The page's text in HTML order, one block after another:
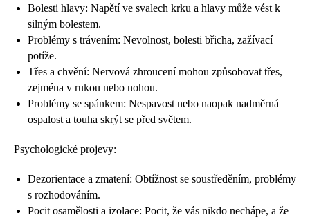
Bolesti hlavy: Napětí ve svalech krku a hlavy může vést k
silným bolestem.
Problémy s trávením: Nevolnost, bolesti břicha, zažívací
potíže.
Třes a chvění: Nervová zhroucení mohou způsobovat třes,
zejména v rukou nebo nohou.
Problémy se spánkem: Nespavost nebo naopak nadměrná
ospalost a touha skrýt se před světem.
Psychologické projevy:
Dezorientace a zmatení: Obtížnost se soustředěním, problémy
s rozhodováním.
Pocit osamělosti a izolace: Pocit, že vás nikdo nechápe, a že